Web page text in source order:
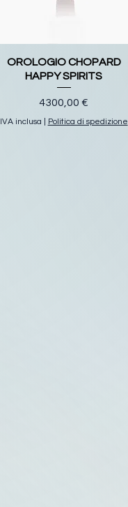
OROLOGIO CHOPARD
HAPPY SPIRITS
Prezzo
4300,00 €
IVA inclusa Politica di spedizione